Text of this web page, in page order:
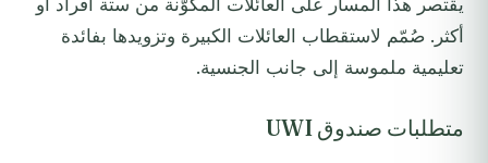
يقتصر هذا المسار على العائلات المكوّنة من ستة أفراد أو
أكثر. صُمّم لاستقطاب العائلات الكبيرة وتزويدها بفائدة
تعليمية ملموسة إلى جانب الجنسية.
متطلبات صندوق UWI